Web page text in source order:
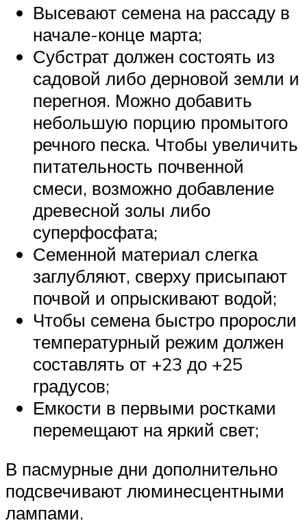
Высевают семена на рассаду в
начале-конце марта;
Субстрат должен состоять из
садовой либо дерновой земли и
перегноя. Можно добавить
небольшую порцию промытого
речного песка. Чтобы увеличить
питательность почвенной
смеси, возможно добавление
древесной золы либо
суперфосфата;
Семенной материал слегка
заглубляют, сверху присыпают
почвой и опрыскивают водой;
Чтобы семена быстро проросли
температурный режим должен
составлять от +23 до +25
градусов;
Емкости в первыми ростками
перемещают на яркий свет;
В пасмурные дни дополнительно
подсвечивают люминесцентными
лампами.